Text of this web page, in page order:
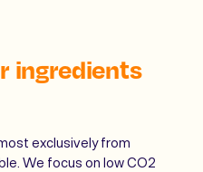
ingredients
exclusively from
We focus on low CO2